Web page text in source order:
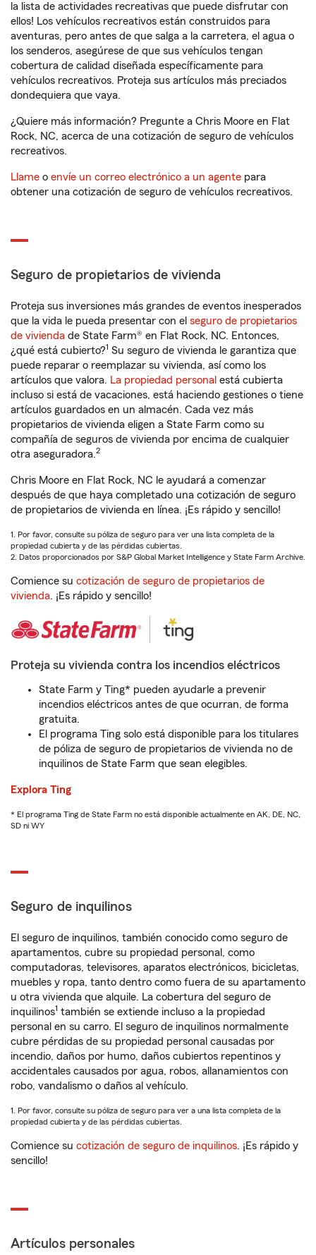
la lista de actividades recreativas que puede disfrutar con
ellos! Los vehículos recreativos están construidos para
aventuras, pero antes de que salga a la carretera, el agua o
los senderos, asegúrese de que sus vehículos tengan
cobertura de calidad diseñada específicamente para
vehículos recreativos. Proteja sus artículos más preciados
dondequiera que vaya.
¿Quiere más información? Pregunte a Chris Moore en Flat
Rock, NC, acerca de una cotización de seguro de vehículos
recreativos.
Llame o envíe un correo electrónico a un agente para
obtener una cotización de seguro de vehículos recreativos.
Seguro de propietarios de vivienda
Proteja sus inversiones más grandes de eventos inesperados
que la vida le pueda presentar con el seguro de propietarios
de vivienda de State Farm® en Flat Rock, NC. Entonces,
¿qué está cubierto?1 Su seguro de vivienda le garantiza que
puede reparar o reemplazar su vivienda, así como los
artículos que valora. La propiedad personal está cubierta
incluso si está de vacaciones, está haciendo gestiones o tiene
artículos guardados en un almacén. Cada vez más
propietarios de vivienda eligen a State Farm como su
compañía de seguros de vivienda por encima de cualquier
otra aseguradora.2
Chris Moore en Flat Rock, NC le ayudará a comenzar
después de que haya completado una cotización de seguro
de propietarios de vivienda en línea. ¡Es rápido y sencillo!
1. Por favor, consulte su póliza de seguro para ver una lista completa de la
propiedad cubierta y de las pérdidas cubiertas.
2. Datos proporcionados por S&P Global Market Intelligence y State Farm Archive.
Comience su cotización de seguro de propietarios de
vivienda. ¡Es rápido y sencillo!
Proteja su vivienda contra los incendios eléctricos
State Farm y Ting* pueden ayudarle a prevenir
incendios eléctricos antes de que ocurran, de forma
gratuita.
El programa Ting solo está disponible para los titulares
de póliza de seguro de propietarios de vivienda no de
inquilinos de State Farm que sean elegibles.
Explora Ting
* El programa Ting de State Farm no está disponible actualmente en AK, DE, NC,
SD ni WY
Seguro de inquilinos
El seguro de inquilinos, también conocido como seguro de
apartamentos, cubre su propiedad personal, como
computadoras, televisores, aparatos electrónicos, bicicletas,
muebles y ropa, tanto dentro como fuera de su apartamento
u otra vivienda que alquile. La cobertura del seguro de
inquilinos1 también se extiende incluso a la propiedad
personal en su carro. El seguro de inquilinos normalmente
cubre pérdidas de su propiedad personal causadas por
incendio, daños por humo, daños cubiertos repentinos y
accidentales causados por agua, robos, allanamientos con
robo, vandalismo o daños al vehículo.
1. Por favor, consulte su póliza de seguro para ver a una lista completa de la
propiedad cubierta y de las pérdidas cubiertas.
Comience su cotización de seguro de inquilinos. ¡Es rápido y
sencillo!
Artículos personales